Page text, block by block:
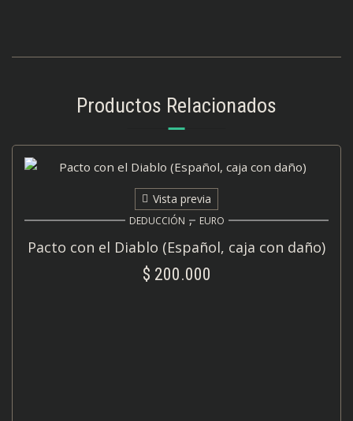
Productos Relacionados
Vista previa
DEDUCCIÓN , EURO
Pacto con el Diablo (Español, caja con daño)
$ 200.000